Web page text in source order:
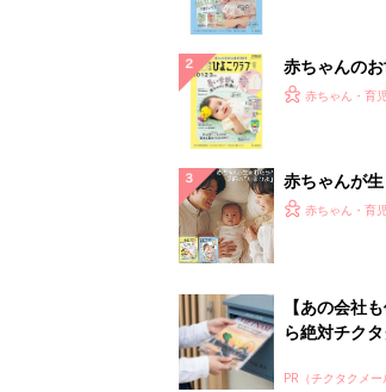
赤ちゃんの
てのひよこク
赤ちゃん・育児
赤ちゃんが
ひよ」
赤ちゃん・育児
【あの会社
ら絶対チク
PR（チクタクメー